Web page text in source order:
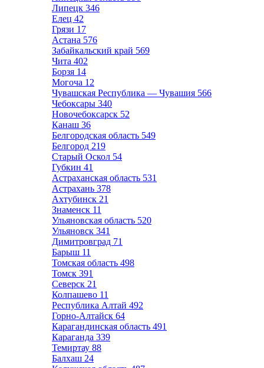
Липецк 346
Елец 42
Грязи 17
Астана 576
Забайкальский край 569
Чита 402
Борзя 14
Могоча 12
Чувашская Республика — Чувашия 566
Чебоксары 340
Новочебоксарск 52
Канаш 36
Белгородская область 549
Белгород 219
Старый Оскол 54
Губкин 41
Астраханская область 531
Астрахань 378
Ахтубинск 21
Знаменск 11
Ульяновская область 520
Ульяновск 341
Димитровград 71
Барыш 11
Томская область 498
Томск 391
Северск 21
Колпашево 11
Республика Алтай 492
Горно-Алтайск 64
Карагандинская область 491
Караганда 339
Темиртау 88
Балхаш 24